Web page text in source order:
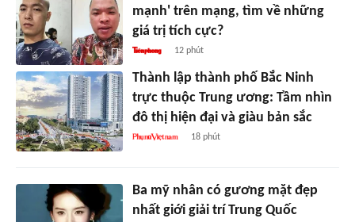
mạnh' trên mạng, tìm về những
giá trị tích cực?
12 phút
Thành lập thành phố Bắc Ninh
trực thuộc Trung ương: Tầm nhìn
đô thị hiện đại và giàu bản sắc
18 phút
Ba mỹ nhân có gương mặt đẹp
nhất giới giải trí Trung Quốc